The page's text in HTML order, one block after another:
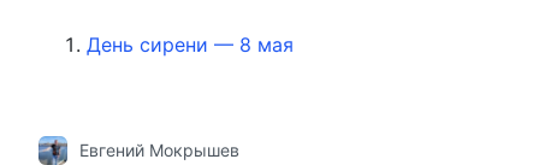
День сирени — 8 мая
Евгений Мокрышев